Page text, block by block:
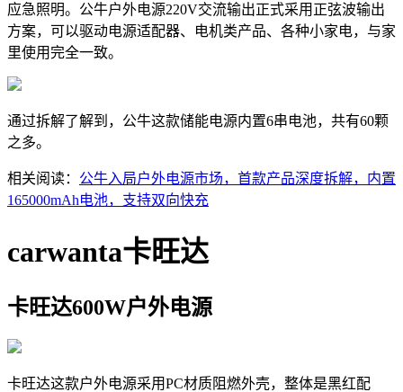
应急照明。公牛户外电源220V交流输出正式采用正弦波输出
方案，可以驱动电源适配器、电机类产品、各种小家电，与家
里使用完全一致。
通过拆解了解到，公牛这款储能电源内置6串电池，共有60颗
之多。
相关阅读： 公牛入局户外电源市场，首款产品深度拆解，内置
165000mAh电池，支持双向快充
carwanta卡旺达
卡旺达600W户外电源
卡旺达这款户外电源采用PC材质阻燃外壳，整体是黑红配